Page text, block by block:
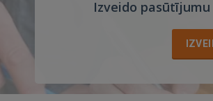
Izveido pasūtījumu